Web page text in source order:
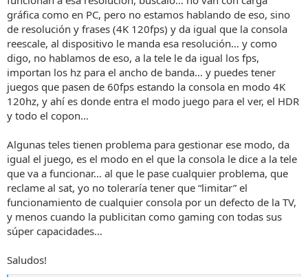
gráfica como en PC, pero no estamos hablando de eso, sino
de resolución y frases (4K 120fps) y da igual que la consola
reescale, al dispositivo le manda esa resolución… y como
digo, no hablamos de eso, a la tele le da igual los fps,
importan los hz para el ancho de banda… y puedes tener
juegos que pasen de 60fps estando la consola en modo 4K
120hz, y ahí es donde entra el modo juego para el ver, el HDR
y todo el copon…
Algunas teles tienen problema para gestionar ese modo, da
igual el juego, es el modo en el que la consola le dice a la tele
que va a funcionar… al que le pase cualquier problema, que
reclame al sat, yo no toleraría tener que “limitar” el
funcionamiento de cualquier consola por un defecto de la TV,
y menos cuando la publicitan como gaming con todas sus
súper capacidades…
Saludos!